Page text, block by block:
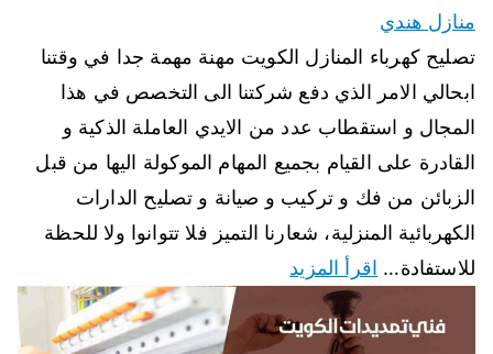
منازل هندي
تصليح كهرباء المنازل الكويت مهنة مهمة جدا في وقتنا
ابحالي الامر الذي دفع شركتنا الى التخصص في هذا
المجال و استقطاب عدد من الايدي العاملة الذكية و
القادرة على القيام بجميع المهام الموكولة اليها من قبل
الزبائن من فك و تركيب و صيانة و تصليح الدارات
الكهربائية المنزلية، شعارنا التميز فلا تتوانوا ولا للحظة
للاستفادة… اقرأ المزيد